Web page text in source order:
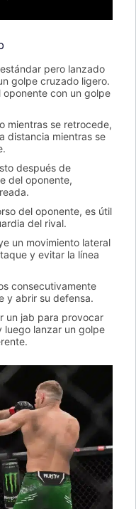
pero lanzado
golpe cruzado ligero.
oponente con un golpe
mientras se retrocede,
distancia mientras se
después de
del oponente,
del oponente, es útil
del rival.
un movimiento lateral
y evitar la línea
consecutivamente
y abrir su defensa.
un jab para provocar
luego lanzar un golpe